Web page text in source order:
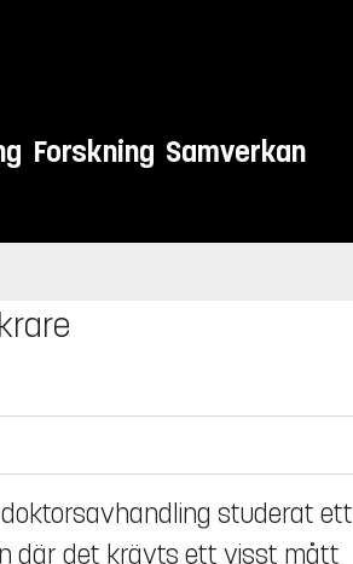
Forskning Samverkan
studerat ett
där det krävts ett visst mått